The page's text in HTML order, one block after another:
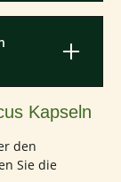
Kapseln
den
Sie die